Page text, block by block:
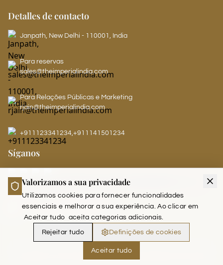
Detalles de contacto
Janpath, New Delhi - 110001, India
Para reservas
sales@theimperialindia.com
Para Relações Públicas e Marketing
rjain@theimperialindia.com
+911123341234,+911141501234
Síganos
LEADERS CLUB - THE IMPERIAL
Valorizamos a sua privacidade
Utilizamos cookies para fornecer funcionalidades
essenciais e melhorar a sua experiência. Ao clicar em
Aceitar tudo aceita categorias adicionais.
Rejeitar tudo Definições de cookies
Aceitar tudo